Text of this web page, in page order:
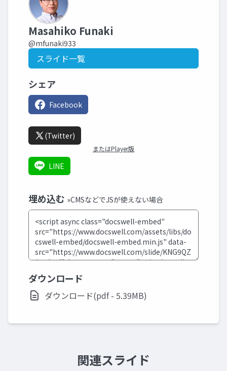
Masahiko Funaki
@mfunaki933
スライド一覧
シェア
Facebook
(Twitter)
またはPlayer版
LINE
埋め込む »CMSなどでJSが使えない場合
ダウンロード
ダウンロード(pdf - 5.39MB)
関連スライド